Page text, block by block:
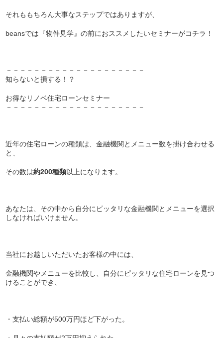
それももちろん大事なステップではありますが、
beansでは『物件見学』の前におススメしたいセミナーがコチラ！
－－－－－－－－－－－－－－－－－－－－
知らないと損する！？
お得なリノベ住宅ローンセミナー
－－－－－－－－－－－－－－－－－－－－
近年の住宅ローンの種類は、金融機関とメニュー数を掛け合わせる
と、
その数は約200種類以上になります。
あなたは、その中から自分にピッタリな金融機関とメニューを選択
しなければいけません。
当社にお越しいただいたお客様の中には、
金融機関やメニューを比較し、自分にピッタリな住宅ローンを見つ
けることができ、
・支払い総額が500万円ほど下がった。